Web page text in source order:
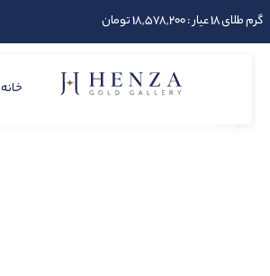
گرم طلای 18 عیار : 18,578,200 تومان
خانه